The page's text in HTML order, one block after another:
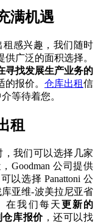
满机遇
感兴趣，我们随时
广泛的面积选择。
寻找发展生产业务的
报价。 仓库出租信
等待着您。
租
我们可以选择几家
Goodman 公司提供
以选择 Panattoni 公
库亚维-波美拉尼亚省
在我们每天更新的
仓库报价，还可以找